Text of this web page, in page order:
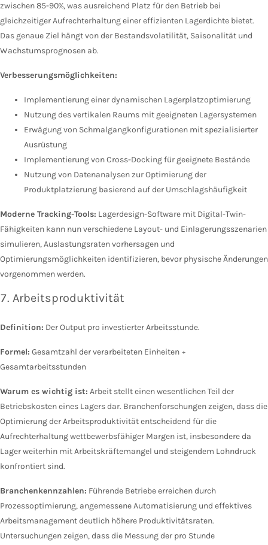
zwischen 85-90%, was ausreichend Platz für den Betrieb bei
gleichzeitiger Aufrechterhaltung einer effizienten Lagerdichte bietet.
Das genaue Ziel hängt von der Bestandsvolatilität, Saisonalität und
Wachstumsprognosen ab.
Verbesserungsmöglichkeiten:
Implementierung einer dynamischen Lagerplatzoptimierung
Nutzung des vertikalen Raums mit geeigneten Lagersystemen
Erwägung von Schmalgangkonfigurationen mit spezialisierter
Ausrüstung
Implementierung von Cross-Docking für geeignete Bestände
Nutzung von Datenanalysen zur Optimierung der
Produktplatzierung basierend auf der Umschlagshäufigkeit
Moderne Tracking-Tools: Lagerdesign-Software mit Digital-Twin-
Fähigkeiten kann nun verschiedene Layout- und Einlagerungsszenarien
simulieren, Auslastungsraten vorhersagen und
Optimierungsmöglichkeiten identifizieren, bevor physische Änderungen
vorgenommen werden.
7. Arbeitsproduktivität
Definition: Der Output pro investierter Arbeitsstunde.
Formel: Gesamtzahl der verarbeiteten Einheiten ÷
Gesamtarbeitsstunden
Warum es wichtig ist: Arbeit stellt einen wesentlichen Teil der
Betriebskosten eines Lagers dar. Branchenforschungen zeigen, dass die
Optimierung der Arbeitsproduktivität entscheidend für die
Aufrechterhaltung wettbewerbsfähiger Margen ist, insbesondere da
Lager weiterhin mit Arbeitskräftemangel und steigendem Lohndruck
konfrontiert sind.
Branchenkennzahlen: Führende Betriebe erreichen durch
Prozessoptimierung, angemessene Automatisierung und effektives
Arbeitsmanagement deutlich höhere Produktivitätsraten.
Untersuchungen zeigen, dass die Messung der pro Stunde